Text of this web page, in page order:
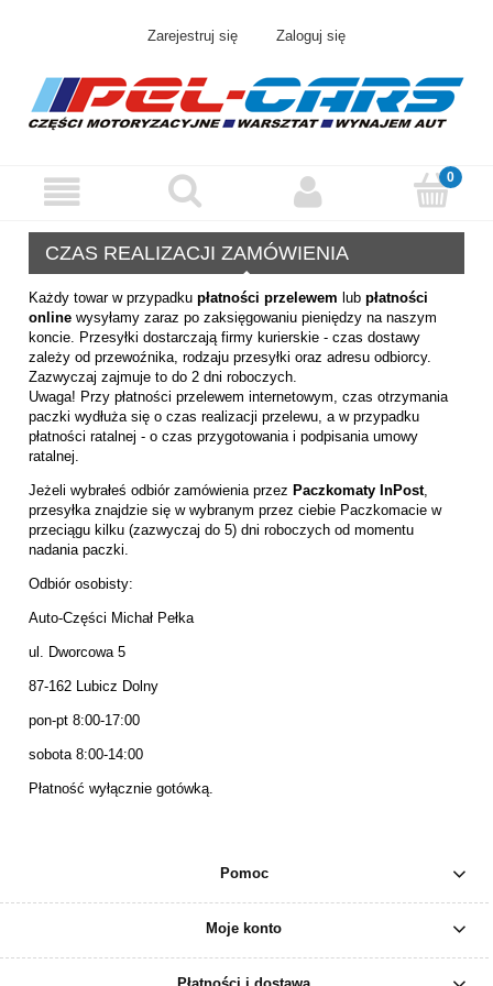
Zarejestruj się Zaloguj się
CZAS REALIZACJI ZAMÓWIENIA
Każdy towar w przypadku płatności przelewem lub płatności
online wysyłamy zaraz po zaksięgowaniu pieniędzy na naszym
koncie. Przesyłki dostarczają firmy kurierskie - czas dostawy
zależy od przewoźnika, rodzaju przesyłki oraz adresu odbiorcy.
Zazwyczaj zajmuje to do 2 dni roboczych.
Uwaga! Przy płatności przelewem internetowym, czas otrzymania
paczki wydłuża się o czas realizacji przelewu, a w przypadku
płatności ratalnej - o czas przygotowania i podpisania umowy
ratalnej.
Jeżeli wybrałeś odbiór zamówienia przez Paczkomaty InPost,
przesyłka znajdzie się w wybranym przez ciebie Paczkomacie w
przeciągu kilku (zazwyczaj do 5) dni roboczych od momentu
nadania paczki.
Odbiór osobisty:
Auto-Części Michał Pełka
ul. Dworcowa 5
87-162 Lubicz Dolny
pon-pt 8:00-17:00
sobota 8:00-14:00
Płatność wyłącznie gotówką.
Pomoc
Moje konto